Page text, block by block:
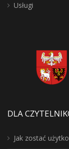
Usługi
DLA
Jak zostać